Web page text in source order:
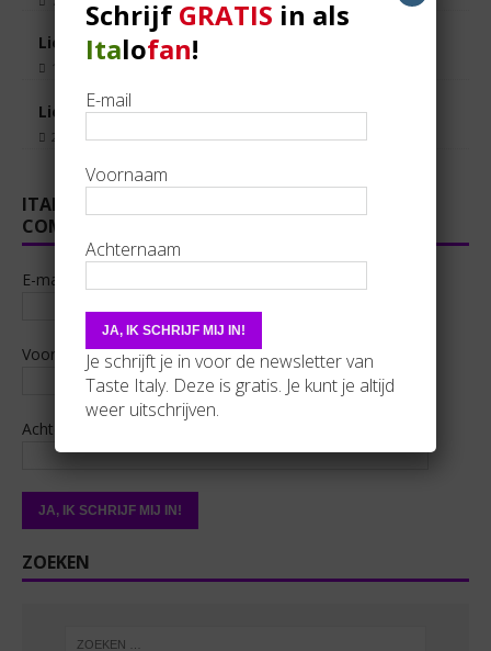
Liefde voor Ligurië: bezoek aan Cinque Terre
Liefde voor Ligurië: pallapugno in Apricale
28 maart 2023 Steven Van Raemdonck
ITALOFAN? SLUIT GRATIS AAN BIJ ONZE
COMUNITÀ!
E-mail
Voornaam
Achternaam
ZOEKEN
Schrijf GRATIS in als
Italofan!
E-mail
Voornaam
Achternaam
Je schrijft je in voor de newsletter van
Taste Italy. Deze is gratis. Je kunt je altijd
weer uitschrijven.